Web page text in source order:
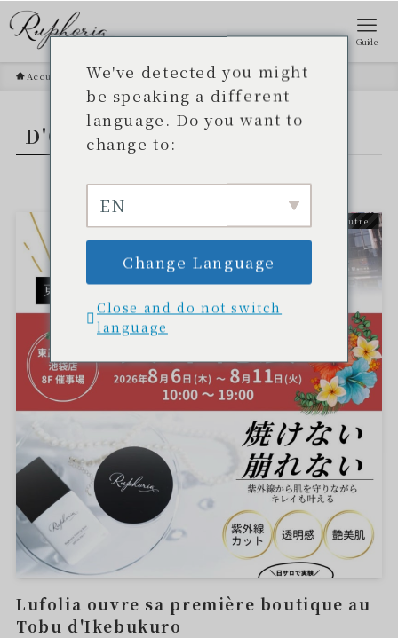
Guide
Accueil D'Okinawa au monde
D'Okinawa au monde
Autre.
Lufolia ouvre sa première boutique au
Tobu d'Ikebukuro
We've detected you might
be speaking a different
language. Do you want to
change to:
EN
Change Language
Close and do not switch
language